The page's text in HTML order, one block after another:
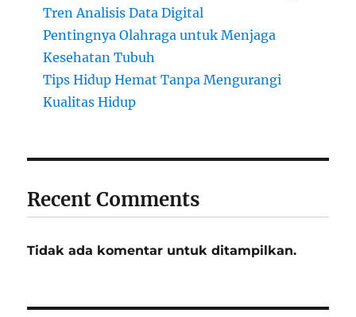
Tren Analisis Data Digital
Pentingnya Olahraga untuk Menjaga
Kesehatan Tubuh
Tips Hidup Hemat Tanpa Mengurangi
Kualitas Hidup
Recent Comments
Tidak ada komentar untuk ditampilkan.